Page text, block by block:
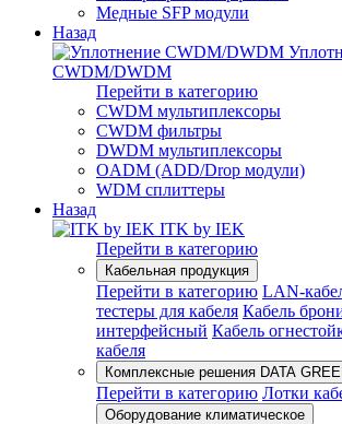
Медные SFP модули
Назад
CWDM/DWDM
Перейти в категорию
CWDM мультиплексоры
CWDM фильтры
DWDM мультиплексоры
OADM (ADD/Drop модули)
WDM сплиттеры
Назад
ITK by IEK
Перейти в категорию
Кабельная продукция
Перейти в категорию LAN-
тестеры для кабеля Кабель
интерфейсный Кабель
кабеля
Комплексные решения DATA
Перейти в категорию Лотки
Оборудование климатическое